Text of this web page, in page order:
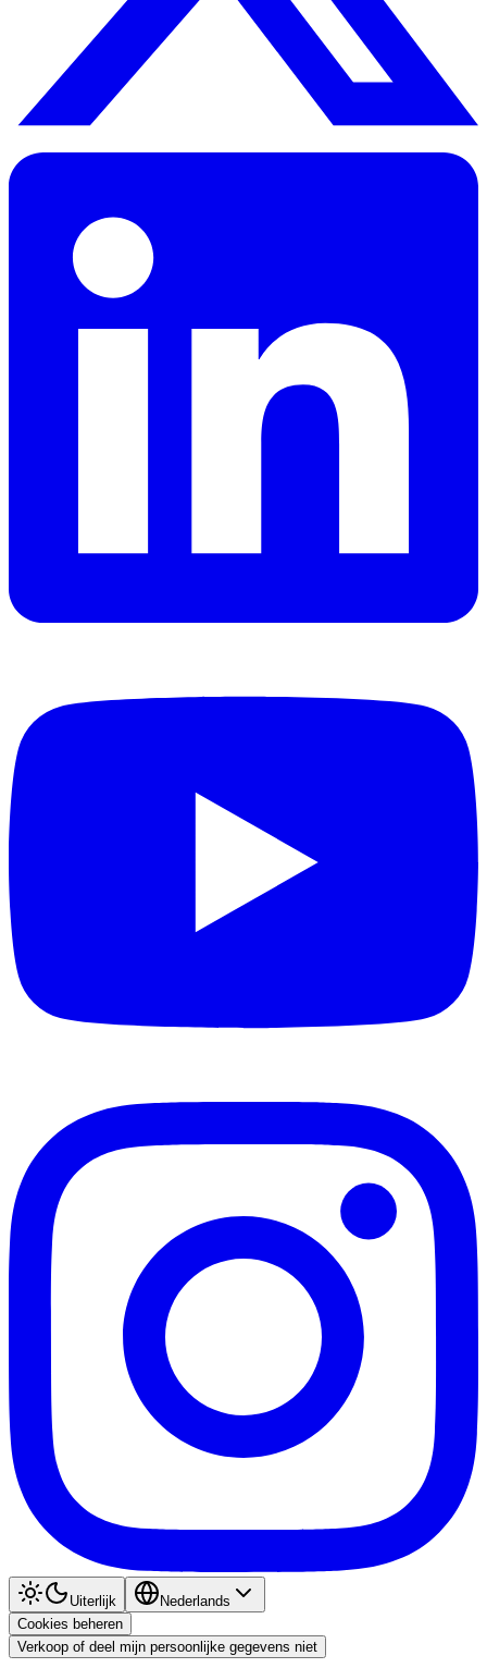
Uiterlijk
Nederlands
Cookies beheren
Verkoop of deel mijn persoonlijke gegevens niet